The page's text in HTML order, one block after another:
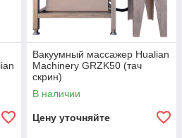
Вакуумный массажер Hualian
Machinery GRZK50 (тач
скрин)
В наличии
Цену уточняйте